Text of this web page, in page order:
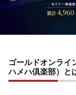
ゴールドオンライ
ハメハ倶楽部）と